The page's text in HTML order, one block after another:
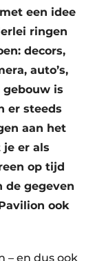
een idee
ringen
decors,
auto’s,
gebouw is
er steeds
aan het
er als
op tijd
de gegeven
ook
– en dus ook